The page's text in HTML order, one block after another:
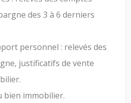
des 3 à 6 derniers
personnel : relevés des
justificatifs de vente
bien immobilier.